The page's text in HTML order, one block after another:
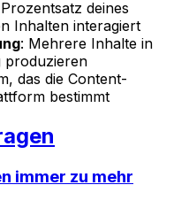
deines
Inhalten interagiert
: Mehrere Inhalte in
produzieren
das die Content-
bestimmt
immer zu mehr